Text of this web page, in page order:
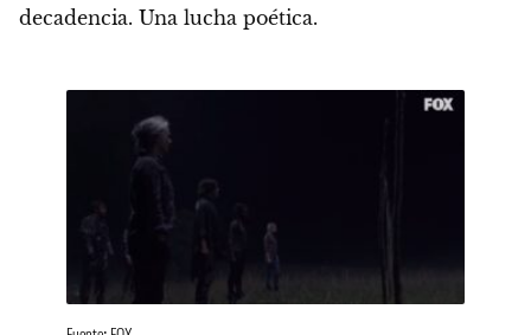
decadencia. Una lucha poética.